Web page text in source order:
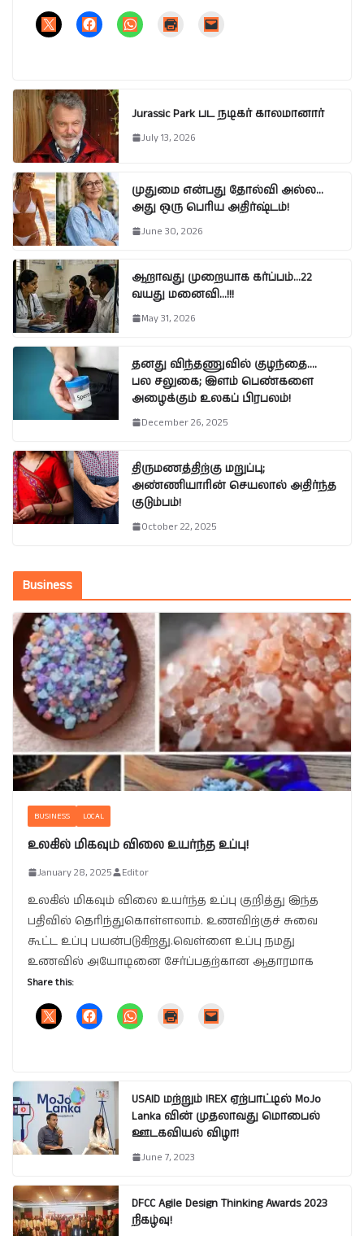
Jurassic Park பட நடிகர் காலமானார்
July 13, 2026
முதுமை என்பது தோல்வி அல்ல…
அது ஒரு பெரிய அதிர்ஷ்டம்!
June 30, 2026
ஆறாவது முறையாக கர்ப்பம்…22
வயது மனைவி…!!!
May 31, 2026
தனது விந்தணுவில் குழந்தை….
பல சலுகை; இளம் பெண்களை
அழைக்கும் உலகப் பிரபலம்!
December 26, 2025
திருமணத்திற்கு மறுப்பு;
அண்ணியாரின் செயலால் அதிர்ந்த
குடும்பம்!
October 22, 2025
Business
BUSINESS LOCAL
உலகில் மிகவும் விலை உயர்ந்த உப்பு!
January 28, 2025 Editor
உலகில் மிகவும் விலை உயர்ந்த உப்பு குறித்து இந்த
பதிவில் தெரிந்துகொள்ளலாம். உணவிற்குச் சுவை
கூட்ட உப்பு பயன்படுகிறது.வெள்ளை உப்பு நமது
உணவில் அயோடினை சேர்ப்பதற்கான ஆதாரமாக
Share this:
USAID மற்றும் IREX ஏற்பாட்டில் MoJo
Lanka வின் முதலாவது மொபைல்
ஊடகவியல் விழா!
June 7, 2023
DFCC Agile Design Thinking Awards 2023
நிகழ்வு!